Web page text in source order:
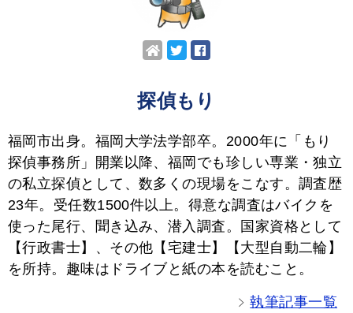
探偵もり
福岡市出身。福岡大学法学部卒。2000年に「もり
探偵事務所」開業以降、福岡でも珍しい専業・独立
の私立探偵として、数多くの現場をこなす。調査歴
23年。受任数1500件以上。得意な調査はバイクを
使った尾行、聞き込み、潜入調査。国家資格として
【行政書士】、その他【宅建士】【大型自動二輪】
を所持。趣味はドライブと紙の本を読むこと。
執筆記事一覧